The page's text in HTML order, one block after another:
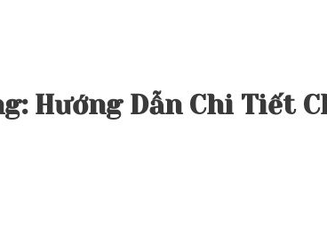
Hướng Dẫn Chi Tiết